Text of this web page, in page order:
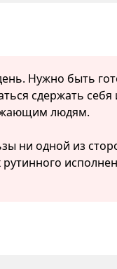
Нужно быть
сдержать себя
людям.
ни одной из